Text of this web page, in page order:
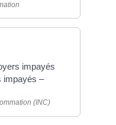
impayés
impayés –
(INC)